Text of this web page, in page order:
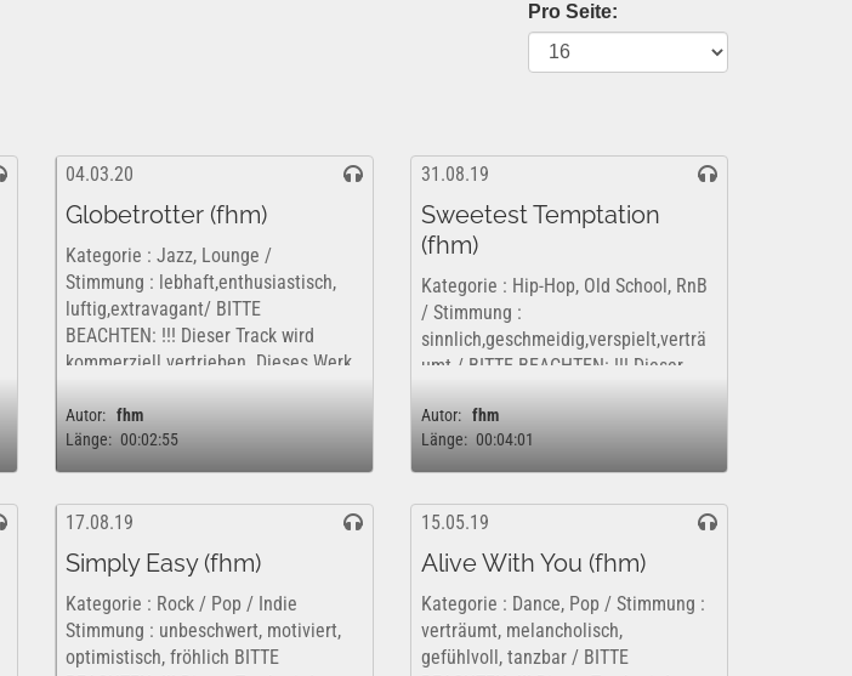
Pro Seite:
04.03.20
Globetrotter (fhm)
Kategorie : Jazz, Lounge /
Stimmung : lebhaft,enthusiastisch,
luftig,extravagant/ BITTE
BEACHTEN: !!! Dieser Track wird
kommerziell vertrieben. Dieses Werk
rechtlich für eine rein private,...
Autor: fhm
Länge: 00:02:55
31.08.19
Sweetest Temptation
(fhm)
Kategorie : Hip-Hop, Old School, RnB
/ Stimmung :
sinnlich,geschmeidig,verspielt,verträ
umt / BITTE BEACHTEN: !!! Dieser
Dieses Werk ist insofern nur
kostenfrei und rechtlich für eine rein
private,...
Autor: fhm
Länge: 00:04:01
17.08.19
Simply Easy (fhm)
Kategorie : Rock / Pop / Indie
Stimmung : unbeschwert, motiviert,
optimistisch, fröhlich BITTE
15.05.19
Alive With You (fhm)
Kategorie : Dance, Pop / Stimmung :
verträumt, melancholisch,
gefühlvoll, tanzbar / BITTE